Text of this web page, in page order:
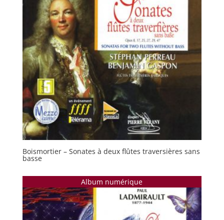
Boismortier – Sonates à deux flûtes traversières sans
basse
Album numérique